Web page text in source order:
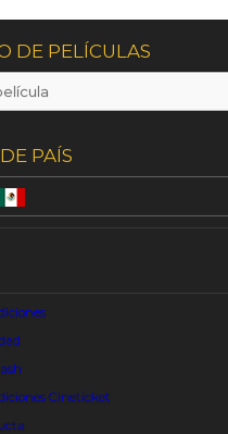
DE PELÍCULAS
PAÍS
Cineticket